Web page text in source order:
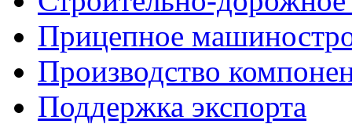
Прицепное
Производство
Поддержка экспорта